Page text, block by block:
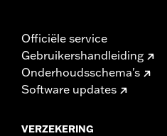
Officiële service
Gebruikershandleiding
Onderhoudsschema's
Software updates
VERZEKERING